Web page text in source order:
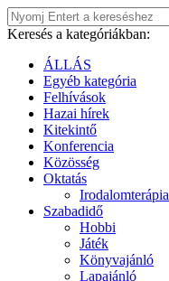
Keresés a kategóriákban:
ÁLLÁS
Egyéb kategória
Felhívások
Hazai hírek
Kitekintő
Konferencia
Közösség
Oktatás
Irodalomterápia
Szabadidő
Hobbi
Játék
Könyvajánló
Lapajánló